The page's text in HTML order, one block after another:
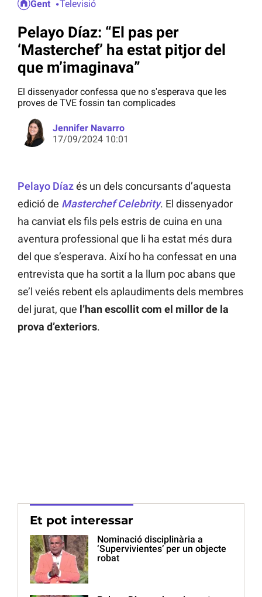
Gent Televisió
Pelayo Díaz: “El pas per
‘Masterchef’ ha estat pitjor del
que m’imaginava”
El dissenyador confessa que no s'esperava que les
proves de TVE fossin tan complicades
Jennifer Navarro
17/09/2024 10:01
Pelayo Díazés un dels concursants d’aquesta
edició de Masterchef Celebrity. El dissenyador
ha canviat els fils pels estris de cuina en una
aventura professional que li ha estat més dura
del que s’esperava. Així ho ha confessat en una
entrevista que ha sortit a la llum poc abans que
se’l veiés rebent els aplaudiments dels membres
del jurat, que l’han escollit com el millor de la
prova d’exteriors.
Et pot interessar
Nominació disciplinària a
‘Supervivientes’ per un objecte
robat